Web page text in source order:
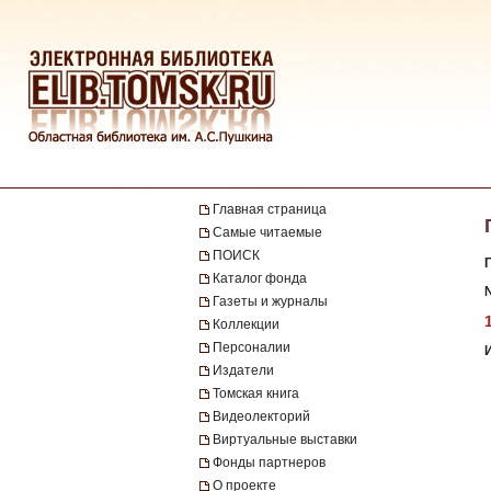
Главная страница
Самые читаемые
ПОИСК
Каталог фонда
Газеты и журналы
Коллекции
Персоналии
Издатели
Томская книга
Видеолекторий
Виртуальные выставки
Фонды партнеров
О проекте